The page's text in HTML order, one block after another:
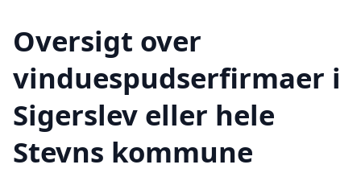
Oversigt over
vinduespudserfirmaer i
Sigerslev eller hele
Stevns kommune